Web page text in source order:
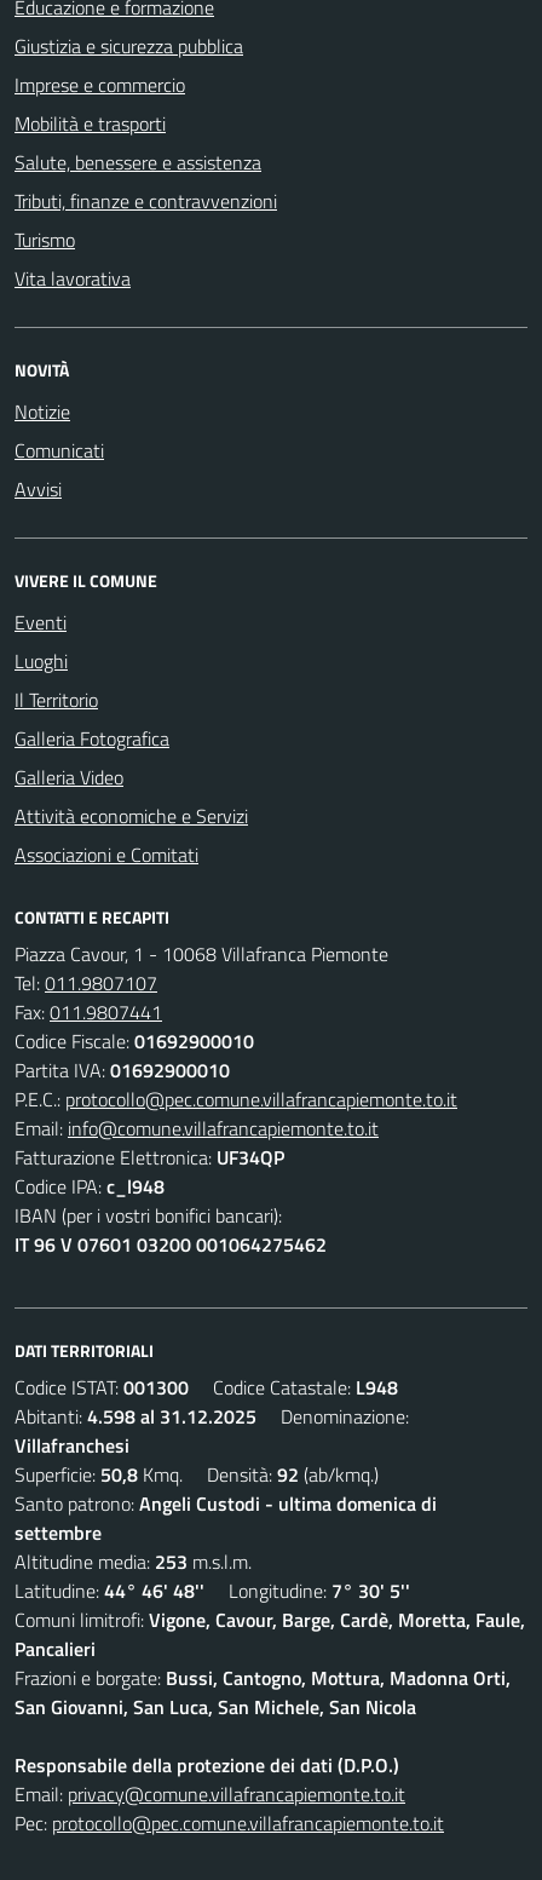
Educazione e formazione
Giustizia e sicurezza pubblica
Imprese e commercio
Mobilità e trasporti
Salute, benessere e assistenza
Tributi, finanze e contravvenzioni
Turismo
Vita lavorativa
NOVITÀ
Notizie
Comunicati
Avvisi
VIVERE IL COMUNE
Eventi
Luoghi
Il Territorio
Galleria Fotografica
Galleria Video
Attività economiche e Servizi
Associazioni e Comitati
CONTATTI E RECAPITI
Piazza Cavour, 1 - 10068 Villafranca Piemonte
Tel:011.9807107
Fax:011.9807441
Codice Fiscale:01692900010
Partita IVA:01692900010
P.E.C.: protocollo@pec.comune.villafrancapiemonte.to.it
Email: info@comune.villafrancapiemonte.to.it
Fatturazione Elettronica: UF34QP
Codice IPA:c_l948
IBAN (per i vostri bonifici bancari):
IT 96 V 07601 03200 001064275462
DATI TERRITORIALI
Codice ISTAT:001300 Codice Catastale: L948
Abitanti:4.598 al 31.12.2025 Denominazione:
Villafranchesi
Superficie: 50,8 Kmq. Densità:92 (ab/kmq.)
Santo patrono:Angeli Custodi - ultima domenica di
settembre
Altitudine media: 253 m.s.l.m.
Latitudine:44° 46' 48'' Longitudine: 7° 30' 5''
Comuni limitrofi:Vigone, Cavour, Barge, Cardè, Moretta, Faule,
Pancalieri
Frazioni e borgate: Bussi, Cantogno, Mottura, Madonna Orti,
San Giovanni, San Luca, San Michele, San Nicola
Responsabile della protezione dei dati (D.P.O.)
Email: privacy@comune.villafrancapiemonte.to.it
Pec: protocollo@pec.comune.villafrancapiemonte.to.it